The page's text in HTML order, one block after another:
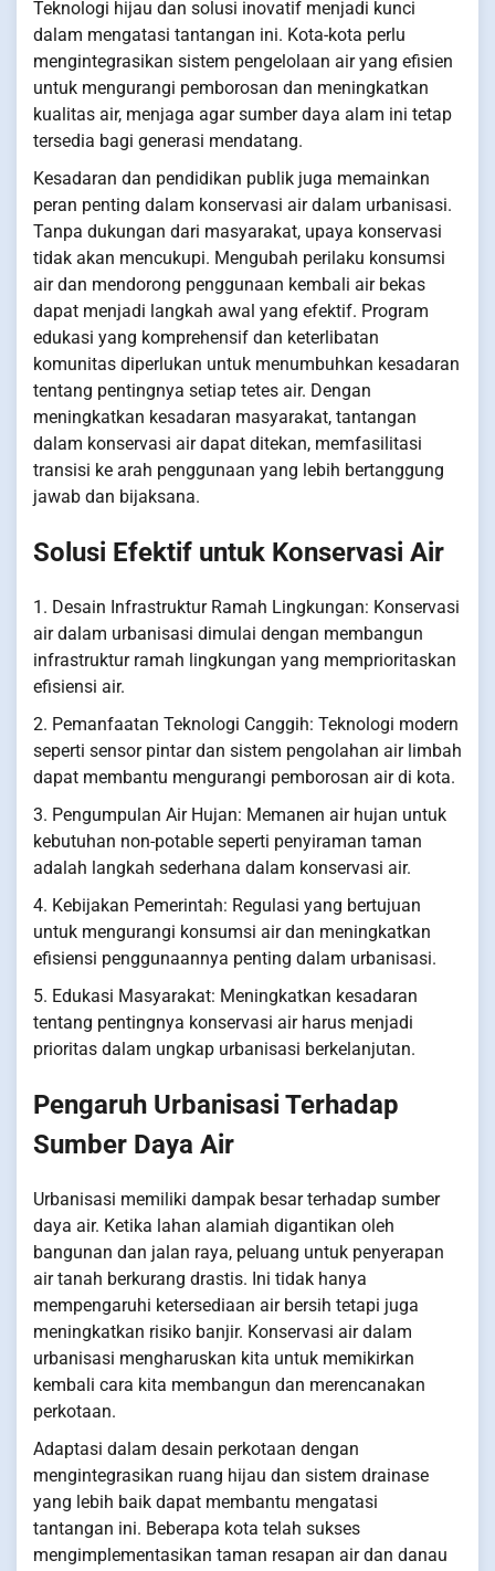
Teknologi hijau dan solusi inovatif menjadi kunci
dalam mengatasi tantangan ini. Kota-kota perlu
mengintegrasikan sistem pengelolaan air yang efisien
untuk mengurangi pemborosan dan meningkatkan
kualitas air, menjaga agar sumber daya alam ini tetap
tersedia bagi generasi mendatang.
Kesadaran dan pendidikan publik juga memainkan
peran penting dalam konservasi air dalam urbanisasi.
Tanpa dukungan dari masyarakat, upaya konservasi
tidak akan mencukupi. Mengubah perilaku konsumsi
air dan mendorong penggunaan kembali air bekas
dapat menjadi langkah awal yang efektif. Program
edukasi yang komprehensif dan keterlibatan
komunitas diperlukan untuk menumbuhkan kesadaran
tentang pentingnya setiap tetes air. Dengan
meningkatkan kesadaran masyarakat, tantangan
dalam konservasi air dapat ditekan, memfasilitasi
transisi ke arah penggunaan yang lebih bertanggung
jawab dan bijaksana.
Solusi Efektif untuk Konservasi Air
1. Desain Infrastruktur Ramah Lingkungan: Konservasi
air dalam urbanisasi dimulai dengan membangun
infrastruktur ramah lingkungan yang memprioritaskan
efisiensi air.
2. Pemanfaatan Teknologi Canggih: Teknologi modern
seperti sensor pintar dan sistem pengolahan air limbah
dapat membantu mengurangi pemborosan air di kota.
3. Pengumpulan Air Hujan: Memanen air hujan untuk
kebutuhan non-potable seperti penyiraman taman
adalah langkah sederhana dalam konservasi air.
4. Kebijakan Pemerintah: Regulasi yang bertujuan
untuk mengurangi konsumsi air dan meningkatkan
efisiensi penggunaannya penting dalam urbanisasi.
5. Edukasi Masyarakat: Meningkatkan kesadaran
tentang pentingnya konservasi air harus menjadi
prioritas dalam ungkap urbanisasi berkelanjutan.
Pengaruh Urbanisasi Terhadap
Sumber Daya Air
Urbanisasi memiliki dampak besar terhadap sumber
daya air. Ketika lahan alamiah digantikan oleh
bangunan dan jalan raya, peluang untuk penyerapan
air tanah berkurang drastis. Ini tidak hanya
mempengaruhi ketersediaan air bersih tetapi juga
meningkatkan risiko banjir. Konservasi air dalam
urbanisasi mengharuskan kita untuk memikirkan
kembali cara kita membangun dan merencanakan
perkotaan.
Adaptasi dalam desain perkotaan dengan
mengintegrasikan ruang hijau dan sistem drainase
yang lebih baik dapat membantu mengatasi
tantangan ini. Beberapa kota telah sukses
mengimplementasikan taman resapan air dan danau